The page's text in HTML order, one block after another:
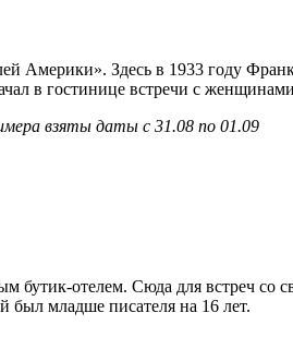
Америки». Здесь в 1933 году
в гостинице встречи с
взяты даты с 31.08 по 01.09
бутик-отелем. Сюда для встреч
был младше писателя на 16 лет.